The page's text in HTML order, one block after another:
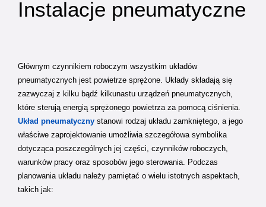
Instalacje pneumatyczne
Głównym czynnikiem roboczym wszystkim układów
pneumatycznych jest powietrze sprężone. Układy składają się
zazwyczaj z kilku bądź kilkunastu urządzeń pneumatycznych,
które sterują energią sprężonego powietrza za pomocą ciśnienia.
Układ pneumatyczny stanowi rodzaj układu zamkniętego, a jego
właściwe zaprojektowanie umożliwia szczegółowa symbolika
dotycząca poszczególnych jej części, czynników roboczych,
warunków pracy oraz sposobów jego sterowania. Podczas
planowania układu należy pamiętać o wielu istotnych aspektach,
takich jak: